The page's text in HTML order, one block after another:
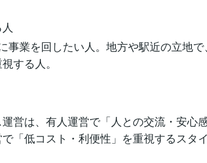
事業を回したい人。地方や駅近の立地
する人。
営は、有人運営で「人との交流・安心
「低コスト・利便性」を重視するスタ